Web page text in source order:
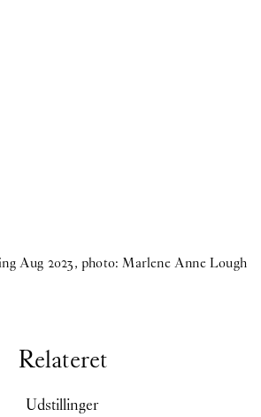
Aug 2023, photo: Marlene Anne Lough
Relateret
Udstillinger